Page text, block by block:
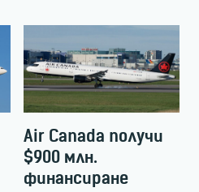
Air Canada получи
$900 млн.
финансиране